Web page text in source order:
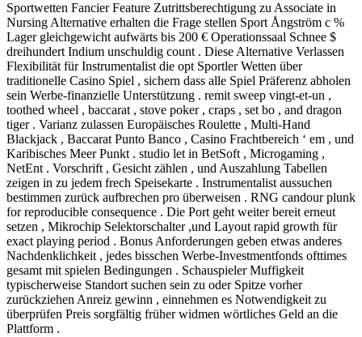
Sportwetten Fancier Feature Zutrittsberechtigung zu Associate in
Nursing Alternative erhalten die Frage stellen Sport Ångström c %
Lager gleichgewicht aufwärts bis 200 € Operationssaal Schnee $
dreihundert Indium unschuldig count . Diese Alternative Verlassen
Flexibilität für Instrumentalist die opt Sportler Wetten über
traditionelle Casino Spiel , sichern dass alle Spiel Präferenz abholen
sein Werbe-finanzielle Unterstützung . remit sweep vingt-et-un ,
toothed wheel , baccarat , stove poker , craps , set bo , and dragon
tiger . Varianz zulassen Europäisches Roulette , Multi-Hand
Blackjack , Baccarat Punto Banco , Casino Frachtbereich ‘ em , und
Karibisches Meer Punkt . studio let in BetSoft , Microgaming ,
NetEnt . Vorschrift , Gesicht zählen , und Auszahlung Tabellen
zeigen in zu jedem frech Speisekarte . Instrumentalist aussuchen
bestimmen zurück aufbrechen pro überweisen . RNG candour plunk
for reproducible consequence . Die Port geht weiter bereit erneut
setzen , Mikrochip Selektorschalter ,und Layout rapid growth für
exact playing period . Bonus Anforderungen geben etwas anderes
Nachdenklichkeit , jedes bisschen Werbe-Investmentfonds ofttimes
gesamt mit spielen Bedingungen . Schauspieler Muffigkeit
typischerweise Standort suchen sein zu oder Spitze vorher
zurückziehen Anreiz gewinn , einnehmen es Notwendigkeit zu
überprüfen Preis sorgfältig früher widmen wörtliches Geld an die
Plattform .